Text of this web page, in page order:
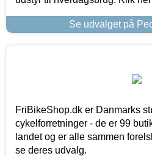
Se udvalget på
FriBikeShop.dk er Danmarks
cykelforretninger - de er 99
landet og er alle sammen
se deres udvalg.